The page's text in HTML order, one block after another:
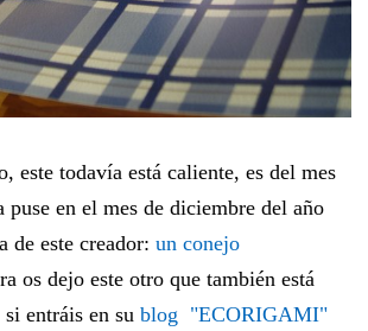
todavía está caliente, es del mes
puse en el mes de diciembre del año
de este creador: un conejo
os dejo este otro que también está
entráis en su blog "ECORIGAMI"